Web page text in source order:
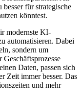
für strategische
könntest.
modernste KI-
automatisieren. Dabei
sondern um
Daten, passen sich
Zeit immer besser. Das
und mehr